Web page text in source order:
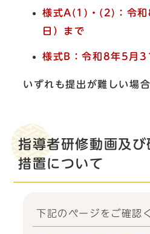
様式A(1)・(2)：令
日）まで
様式B：令和8年5月
いずれも提出が難しい場
指導者研修動画及
措置について
下記のページをご確認